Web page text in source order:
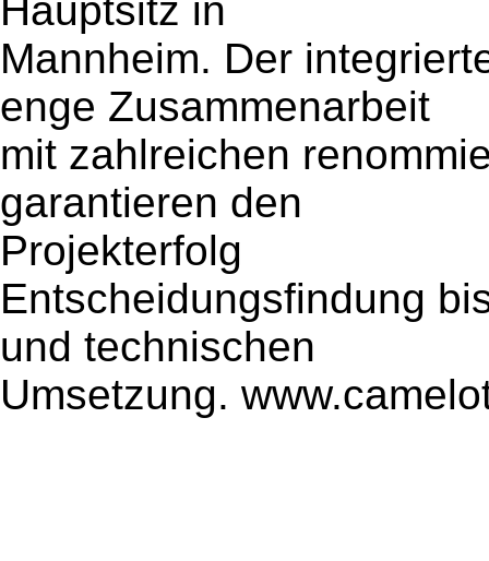
Hauptsitz in
Mannheim. Der
enge Zusammenarbeit
mit zahlreichen
garantieren den
Projekterfolg
Entscheidungsfindung
und technischen
Umsetzung.